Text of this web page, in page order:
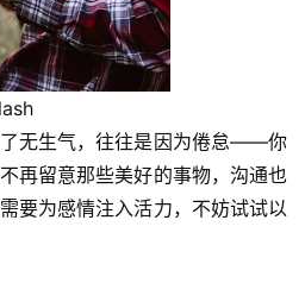
无生气，往往是因为倦怠——你
再留意那些美好的事物，沟通也
要为感情注入活力，不妨试试以